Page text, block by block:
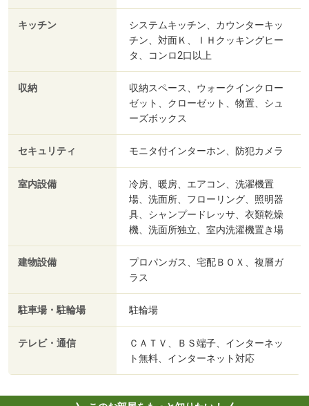
キッチン
システムキッチン、カウンターキッ
チン、対面Ｋ、ＩＨクッキングヒー
タ、コンロ2口以上
収納
収納スペース、ウォークインクロー
ゼット、クローゼット、物置、シュ
ーズボックス
セキュリティ モニタ付インターホン、防犯カメラ
室内設備
冷房、暖房、エアコン、洗濯機置
場、洗面所、フローリング、照明器
具、シャンプードレッサ、衣類乾燥
機、洗面所独立、室内洗濯機置き場
建物設備
プロパンガス、宅配ＢＯＸ、複層ガ
ラス
駐車場・駐輪場 駐輪場
テレビ・通信
ＣＡＴＶ、ＢＳ端子、インターネッ
ト無料、インターネット対応